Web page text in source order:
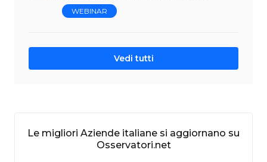
WEBINAR
Vedi tutti
Le migliori Aziende italiane si aggiornano su
Osservatori.net